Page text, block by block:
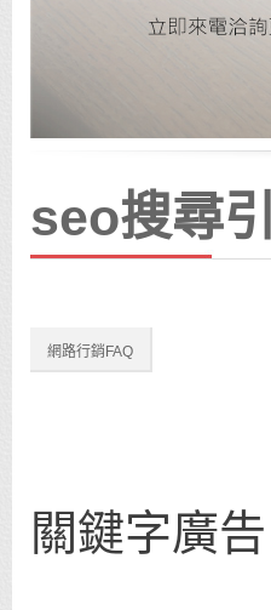
seo搜尋
網路行銷FAQ
關鍵字廣